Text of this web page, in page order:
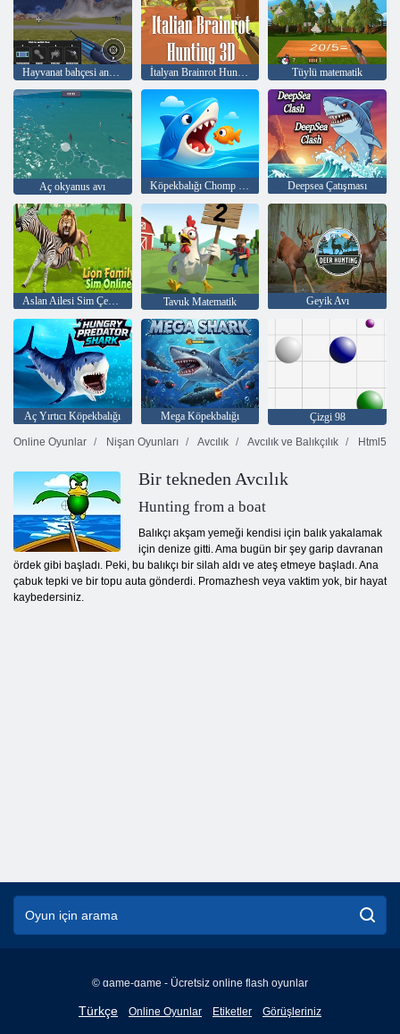
İtalyan Brainrot Hunting 3d Tüylü matematik
Aç okyanus avı Köpekbalığı Chomp Chase Deepsea Çatışması
Aslan Ailesi Sim Çevrimiçi Tavuk Matematik Geyik Avı
Aç Yırtıcı Köpekbalığı Mega Köpekbalığı
Çizgi 98
Online Oyunlar
Nişan Oyunları Avcılık Avcılık ve Balıkçılık Html5
Bir tekneden Avcılık
Hunting from a boat
Balıkçı akşam yemeği kendisi için balık yakalamak
için denize gitti. Ama bugün bir şey garip davranan
ördek gibi başladı. Peki, bu balıkçı bir silah aldı ve ateş etmeye başladı. Ana
çabuk tepki ve bir topu auta gönderdi. Promazhesh veya vaktim yok, bir hayat
kaybedersiniz.
© game-game - Ücretsiz online flash oyunlar
Türkçe
English
Online Oyunlar Etiketler Görüşleriniz